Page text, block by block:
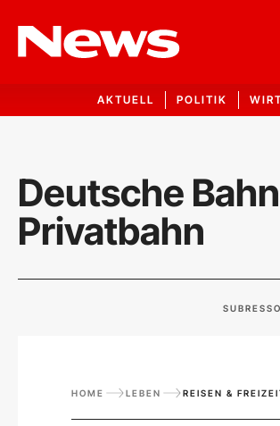
AKTUELL POLITIK
Deutsche
Privatbahn
HOME LEBEN REISEN &